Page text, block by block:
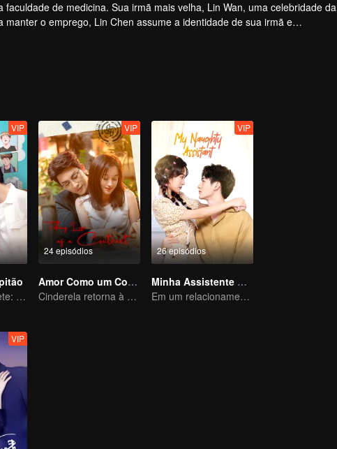
de medicina. Sua irmã mais velha, Lin Wan, uma celebridade da
o emprego, Lin Chen assume a identidade de sua irmã e
uma queda durante seus tempos de estudante. A história se desenrola
VIP
Gênio do Basquete: Amor em um Novo Corpo
24 episódios
VIP
Amor Como um Contrato
Cinderela retorna à alta sociedade e encontra o amor com o presidente
26 episódios
VIP
Minha Assistente Atrevida
Em um relacionamento com um ídolo
VIP